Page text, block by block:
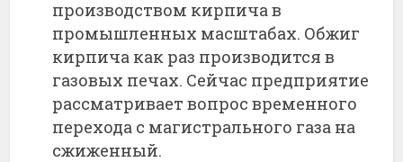
производством кирпича в
промышленных масштабах. Обжиг
кирпича как раз производится в
газовых печах. Сейчас предприятие
рассматривает вопрос временного
перехода с магистрального газа на
сжиженный.